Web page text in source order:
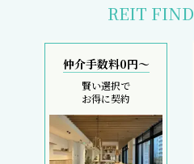
REIT FIND
仲介手数料0円～
賢い選択で
お得に契約